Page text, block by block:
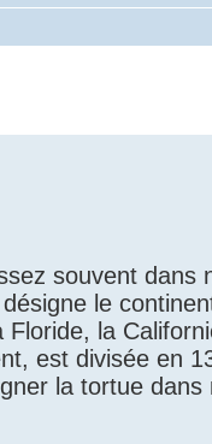
souvent dans
le
la
est divisée en
la tortue